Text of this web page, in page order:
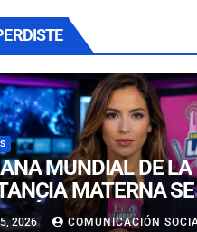
MUNDIAL DE LA
MATERNA
CON FERIA
5, 2026 COMUNICACIÓN